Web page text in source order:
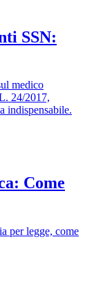
SSN:
medico
24/2017,
indispensabile.
Come
per legge, come